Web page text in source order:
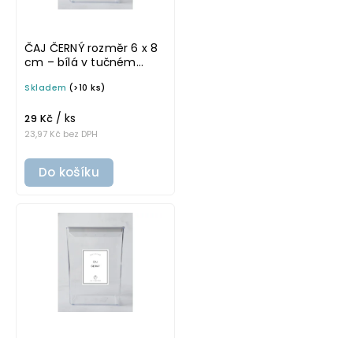
ČAJ ČERNÝ rozměr 6 x 8
cm – bílá v tučném
samolepka na
Skladem (>10 ks)
23,97 Kč bez DPH
29 Kč / ks
Do košíku